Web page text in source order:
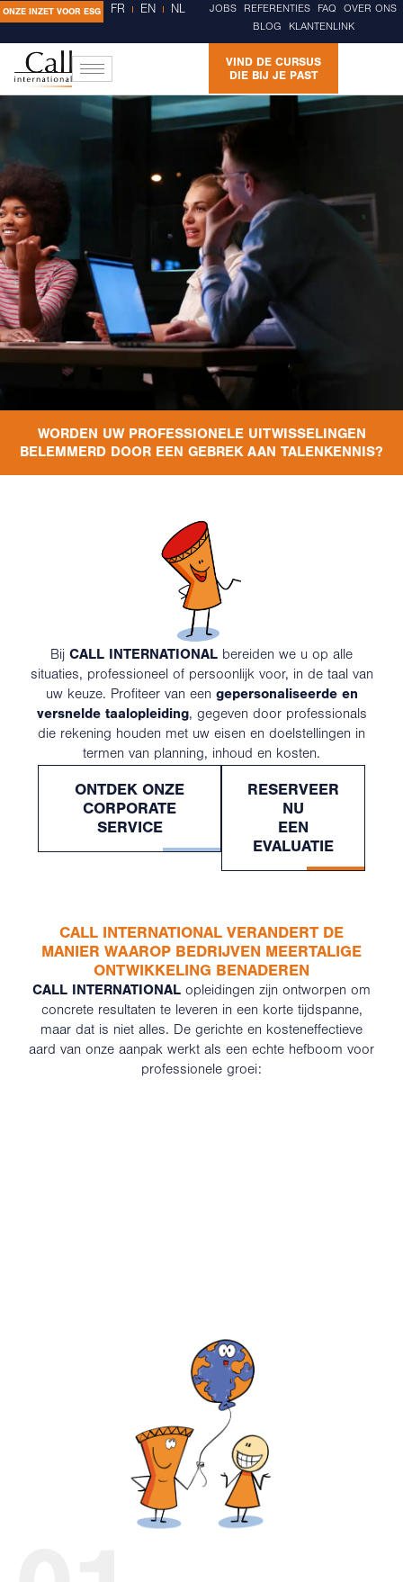
ONZE INZET VOOR ESG FR EN NL JOBS REFERENTIES FAQ
OVER ONS
BLOG
KLANTENLINK
VIND DE CURSUS
DIE BIJ JE PAST
TAALCURSUSSEN
EN COMMUNICATIETECHNIEKEN
VOOR BEDRIJVEN
OM JE GROEI IN 3 EENVOUDIGE STAPPEN,
LETTERLIJK ZO EEVOUDIG ALS 1, 2, 3
TE STIMULEREN
WORDEN UW PROFESSIONELE UITWISSELINGEN
BELEMMERD DOOR EEN GEBREK AAN TALENKENNIS?
Bij CALL INTERNATIONAL bereiden we u op alle
situaties, professioneel of persoonlijk voor, in de taal van
uw keuze. Profiteer van een gepersonaliseerde en
versnelde taalopleiding, gegeven door professionals
die rekening houden met uw eisen en doelstellingen in
termen van planning, inhoud en kosten.
ONTDEK ONZE
CORPORATE
SERVICE
RESERVEER
NU
EEN
EVALUATIE
CALL INTERNATIONAL VERANDERT DE
MANIER WAAROP BEDRIJVEN MEERTALIGE
ONTWIKKELING BENADEREN
CALL INTERNATIONAL opleidingen zijn ontworpen om
concrete resultaten te leveren in een korte tijdspanne,
maar dat is niet alles. De gerichte en kosteneffectieve
aard van onze aanpak werkt als een echte hefboom voor
professionele groei: